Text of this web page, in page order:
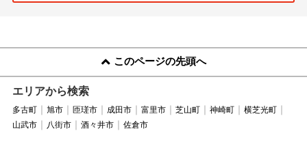
このページの先頭へ
エリアから検索
多古町 旭市 匝瑳市 成田市 富里市 芝山町 神崎町
横芝光町
山武市
八街市 酒々井市 佐倉市